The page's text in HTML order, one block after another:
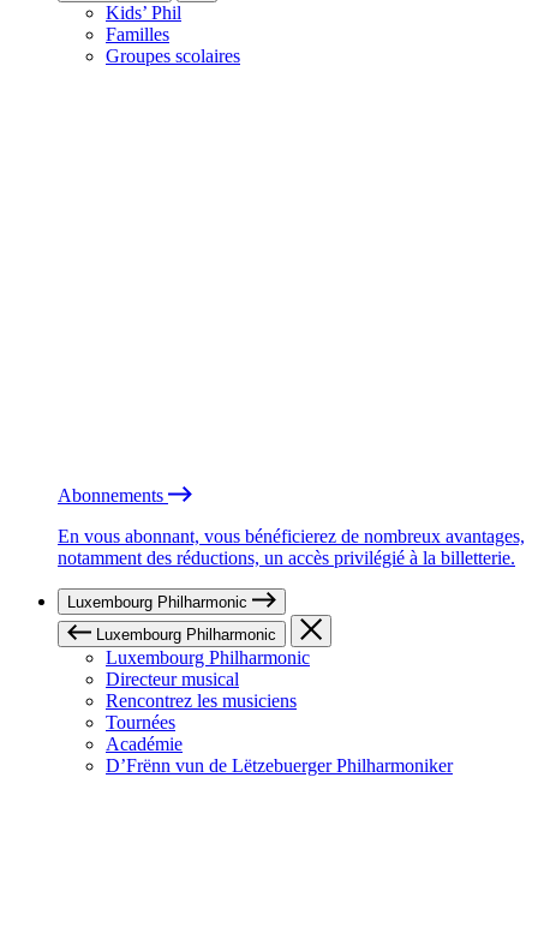
Kids’ Phil
Familles
Groupes scolaires
Abonnements
En vous abonnant, vous bénéficierez de nombreux avantages,
notamment des réductions, un accès privilégié à la billetterie.
Luxembourg Philharmonic
Luxembourg Philharmonic
Luxembourg Philharmonic
Directeur musical
Rencontrez les musiciens
Tournées
Académie
D’Frënn vun de Lëtzebuerger Philharmoniker